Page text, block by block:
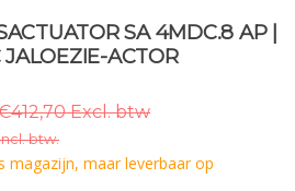
SA 4MDC.8 AP |
ACTOR
Excl. btw
btw.
magazijn, maar leverbaar op